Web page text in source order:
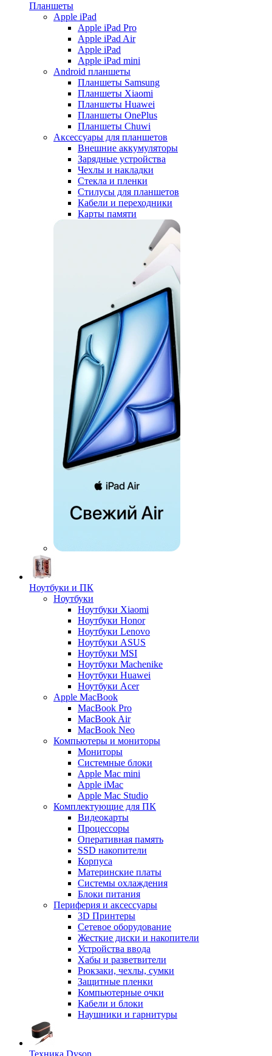
Планшеты
Apple iPad
Apple iPad Pro
Apple iPad Air
Apple iPad
Apple iPad mini
Android планшеты
Планшеты Samsung
Планшеты Xiaomi
Планшеты Huawei
Планшеты OnePlus
Планшеты Chuwi
Аксессуары для планшетов
Внешние аккумуляторы
Зарядные устройства
Чехлы и накладки
Стекла и пленки
Стилусы для планшетов
Кабели и переходники
Карты памяти
Ноутбуки и ПК
Ноутбуки
Ноутбуки Xiaomi
Ноутбуки Honor
Ноутбуки Lenovo
Ноутбуки ASUS
Ноутбуки MSI
Ноутбуки Machenike
Ноутбуки Huawei
Ноутбуки Acer
Apple MacBook
MacBook Pro
MacBook Air
MacBook Neo
Компьютеры и мониторы
Мониторы
Системные блоки
Apple Mac mini
Apple iMac
Apple Mac Studio
Комплектующие для ПК
Видеокарты
Процессоры
Оперативная память
SSD накопители
Корпуса
Материнские платы
Системы охлаждения
Блоки питания
Периферия и аксессуары
3D Принтеры
Сетевое оборудование
Жесткие диски и накопители
Устройства ввода
Хабы и разветвители
Рюкзаки, чехлы, сумки
Защитные пленки
Компьютерные очки
Кабели и блоки
Наушники и гарнитуры
Техника Dyson